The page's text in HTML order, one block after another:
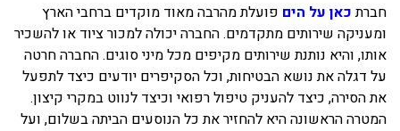
חברתכאן על הים פועלת מהרבה מאוד מוקדים ברחבי הארץ
ומעניקה שירותים מתקדמים. החברה יכולה למכור ציוד או להשכיר
אותו, והיא נותנת שירותים מקיפים מכל מיני סוגים. החברה חרטה
על דגלה את נושא הבטיחות, וכל הסקיפרים יודעים כיצד לתפעל
את הסירה, כיצד להעניק טיפול רפואי וכיצד לנווט במקרי קיצון.
המטרה הראשונה היא להחזיר את כל הנוסעים הביתה בשלום, ועל